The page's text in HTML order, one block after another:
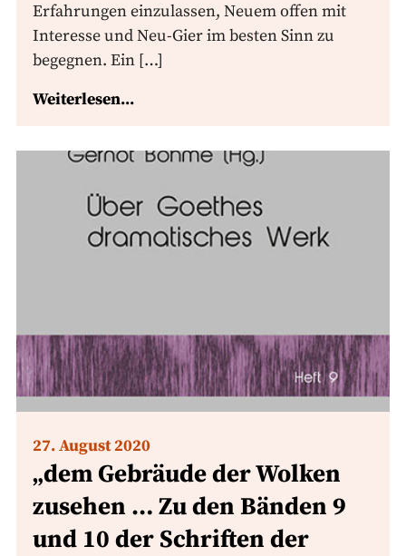
Erfahrungen einzulassen, Neuem offen mit
Interesse und Neu-Gier im besten Sinn zu
begegnen. Ein […]
Weiterlesen...
27. August 2020
„dem Gebräude der Wolken
zusehen … Zu den Bänden 9
und 10 der Schriften der